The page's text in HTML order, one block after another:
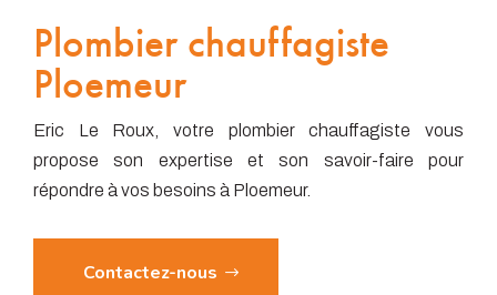
Plombier chauffagiste
Ploemeur
Eric Le Roux, votre plombier chauffagiste vous
propose son expertise et son savoir-faire pour
répondre à vos besoins à Ploemeur.
Contactez-nous